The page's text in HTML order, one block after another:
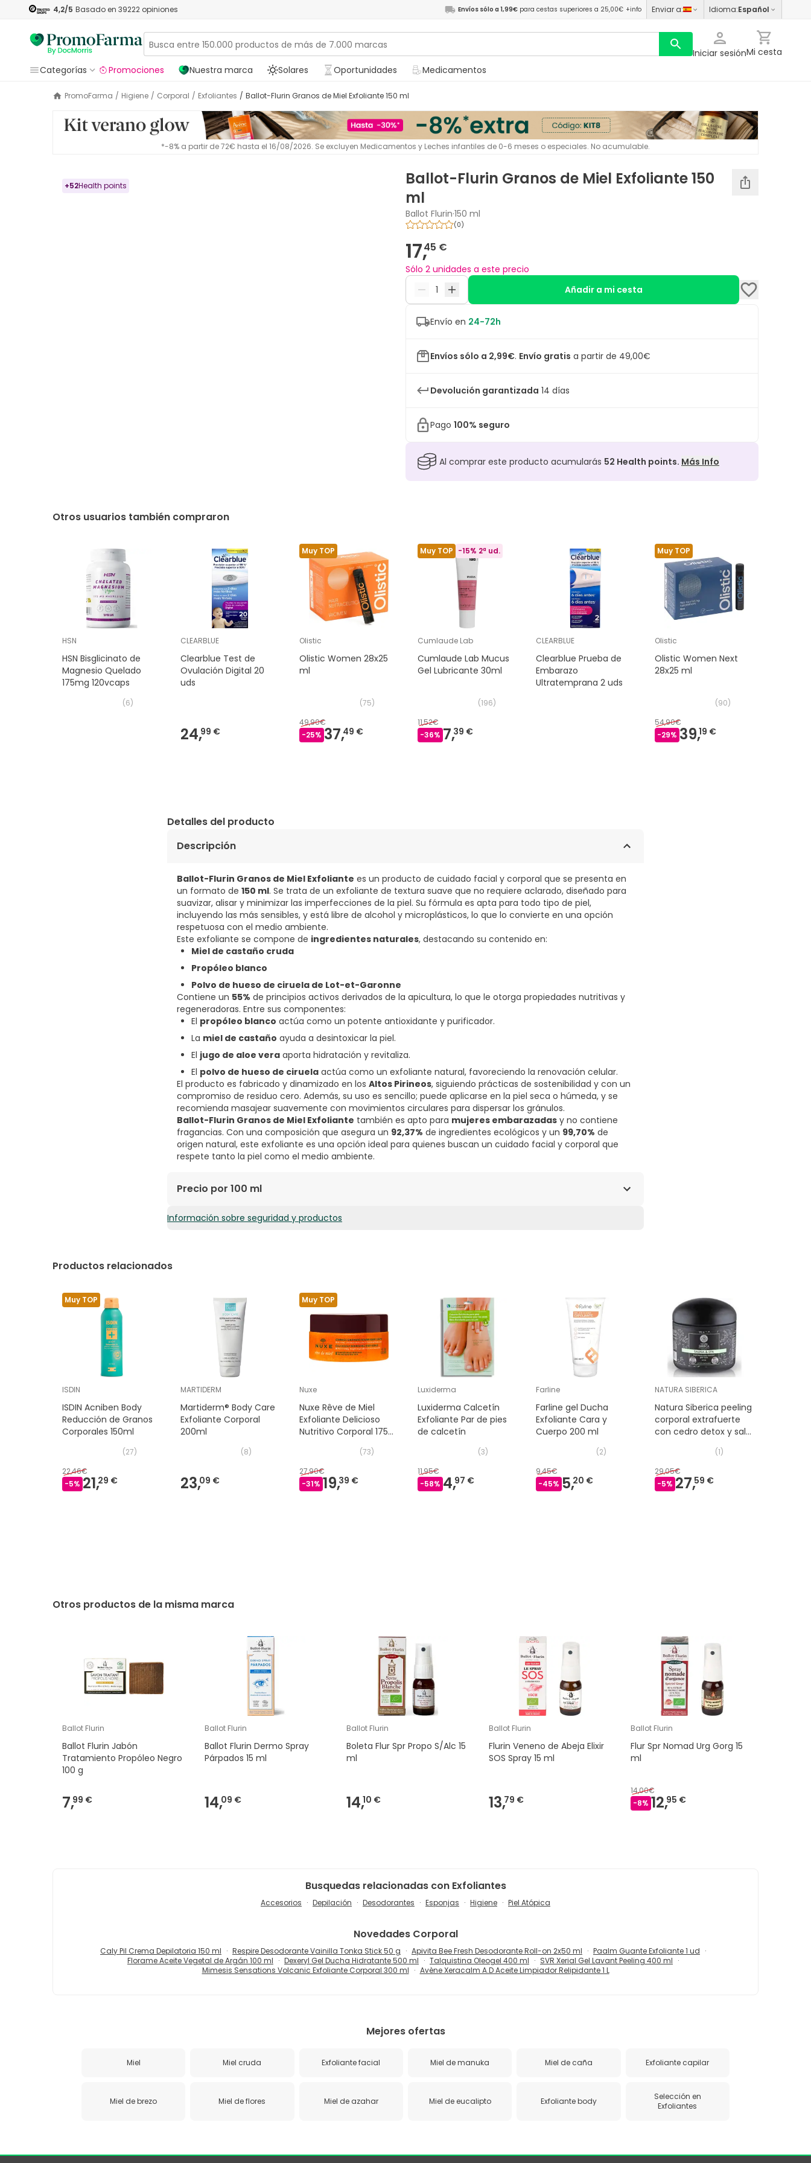
4,2/5 Basado en 39222 opiniones Envíos sólo a 1,99€ para cestas superiores a 25,00€ +info Enviar a: Idioma:Español
Iniciar sesiónMi cesta
Categorías
Promociones Nuestra marca Solares Oportunidades Medicamentos
PromoFarma / Higiene / Corporal / Exfoliantes / Ballot-Flurin Granos de Miel Exfoliante 150 ml
*-8% a partir de 72€ hasta el 16/08/2026. Se excluyen Medicamentos y Leches infantiles de 0-6 meses o especiales. No acumulable.
+52Health points
Ballot-Flurin Granos de Miel Exfoliante 150
ml
Ballot Flurin·150 ml
(0)
17,45 €
Sólo 2 unidades a este precio
Añadir a mi cesta
Envío en 24-72h
Envíos sólo a 2,99€. Envío gratis a partir de 49,00€
Devolución garantizada 14 días
Pago 100% seguro
Al comprar este producto acumularás 52 Health points. Más Info
Otros usuarios también compraron
HSN
HSN Bisglicinato de
Magnesio Quelado
175mg 120vcaps
(6)
CLEARBLUE
Clearblue Test de
Ovulación Digital 20
uds
24,99 €
Muy TOP
Olistic
Olistic Women 28x25
ml
(75)
49,90€
-25% 37,49 €
Muy TOP -15% 2ª ud.
Cumlaude Lab
Cumlaude Lab Mucus
Gel Lubricante 30ml
(196)
11,52€
-36% 7,39 €
CLEARBLUE
Clearblue Prueba de
Embarazo
Ultratemprana 2 uds
Muy TOP
Olistic
Olistic Women Next
28x25 ml
(90)
54,90€
-29% 39,19 €
Detalles del producto
Descripción
Ballot-Flurin Granos de Miel Exfoliante es un producto de cuidado facial y corporal que se presenta en
un formato de 150 ml. Se trata de un exfoliante de textura suave que no requiere aclarado, diseñado para
suavizar, alisar y minimizar las imperfecciones de la piel. Su fórmula es apta para todo tipo de piel,
incluyendo las más sensibles, y está libre de alcohol y microplásticos, lo que lo convierte en una opción
respetuosa con el medio ambiente.
Este exfoliante se compone de ingredientes naturales, destacando su contenido en:
Miel de castaño cruda
Propóleo blanco
Polvo de hueso de ciruela de Lot-et-Garonne
Contiene un 55% de principios activos derivados de la apicultura, lo que le otorga propiedades nutritivas y
regeneradoras. Entre sus componentes:
El propóleo blanco actúa como un potente antioxidante y purificador.
La miel de castaño ayuda a desintoxicar la piel.
El jugo de aloe vera aporta hidratación y revitaliza.
El polvo de hueso de ciruela actúa como un exfoliante natural, favoreciendo la renovación celular.
El producto es fabricado y dinamizado en los Altos Pirineos, siguiendo prácticas de sostenibilidad y con un
compromiso de residuo cero. Además, su uso es sencillo; puede aplicarse en la piel seca o húmeda, y se
recomienda masajear suavemente con movimientos circulares para dispersar los gránulos.
Ballot-Flurin Granos de Miel Exfoliante también es apto para mujeres embarazadas y no contiene
fragancias. Con una composición que asegura un 92,37% de ingredientes ecológicos y un 99,70% de
origen natural, este exfoliante es una opción ideal para quienes buscan un cuidado facial y corporal que
respete tanto la piel como el medio ambiente.
Precio por 100 ml
11,63€ / 100 ml
Información sobre seguridad y productos
Productos relacionados
Muy TOP
ISDIN
ISDIN Acniben Body
Reducción de Granos
Corporales 150ml
(27)
22,46€
-5% 21,29 €
MARTIDERM
Martiderm® Body Care
Exfoliante Corporal
200ml
(8)
23,09 €
Muy TOP
Nuxe
Nuxe Rêve de Miel
Exfoliante Delicioso
Nutritivo Corporal 175
(73)
27,90€
-31% 19,39 €
Luxiderma
Luxiderma Calcetín
Exfoliante Par de pies
de calcetín
(3)
11,95€
-58% 4,97 €
Farline
Farline gel Ducha
Exfoliante Cara y
Cuerpo 200 ml
(2)
9,45€
-45% 5,20 €
NATURA SIBERICA
Natura Siberica peeling
corporal extrafuerte
con cedro detox y sal
(1)
29,05€
-5% 27,59 €
Otros productos de la misma marca
Ballot Flurin
Ballot Flurin Jabón
Tratamiento Propóleo Negro
100 g
7,99 €
Ballot Flurin
Ballot Flurin Dermo Spray
Párpados 15 ml
14,09 €
Ballot Flurin
Boleta Flur Spr Propo S/Alc 15
ml
14,10 €
Ballot Flurin
Flurin Veneno de Abeja Elixir
SOS Spray 15 ml
13,79 €
Ballot Flurin
Flur Spr Nomad Urg Gorg 15
ml
14,00€
-8% 12,95 €
Busquedas relacionadas con Exfoliantes
Accesorios Depilación Desodorantes Esponjas Higiene Piel Atópica
Novedades Corporal
Caly Pil Crema Depilatoria 150 ml Respire Desodorante Vainilla Tonka Stick 50 g Apivita Bee Fresh Desodorante Roll-on 2x50 ml
Paalm Guante Exfoliante 1 ud
Florame Aceite Vegetal de Argán 100 ml
Dexeryl Gel Ducha Hidratante 500 ml Talquistina Oleogel 400 ml
SVR Xerial Gel Lavant Peeling 400 ml
Mimesis Sensations Volcanic Exfoliante Corporal 300 ml
Avène Xeracalm A.D Aceite Limpiador Relipidante 1 L
Mejores ofertas
Miel Miel cruda Exfoliante facial Miel de manuka Miel de caña Exfoliante capilar
Miel de brezo Miel de flores Miel de azahar Miel de eucalipto Exfoliante body
Selección en
Exfoliantes